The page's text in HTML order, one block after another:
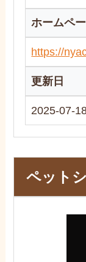
ホームペ
https://
更新日
2025-07-
ペット